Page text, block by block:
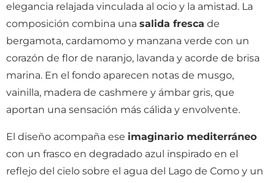
elegancia relajada vinculada al ocio y la amistad. La
composición combina una salida fresca de
bergamota, cardamomo y manzana verde con un
corazón de flor de naranjo, lavanda y acorde de brisa
marina. En el fondo aparecen notas de musgo,
vainilla, madera de cashmere y ámbar gris, que
aportan una sensación más cálida y envolvente.
El diseño acompaña ese imaginario mediterráneo
con un frasco en degradado azul inspirado en el
reflejo del cielo sobre el agua del Lago de Como y un